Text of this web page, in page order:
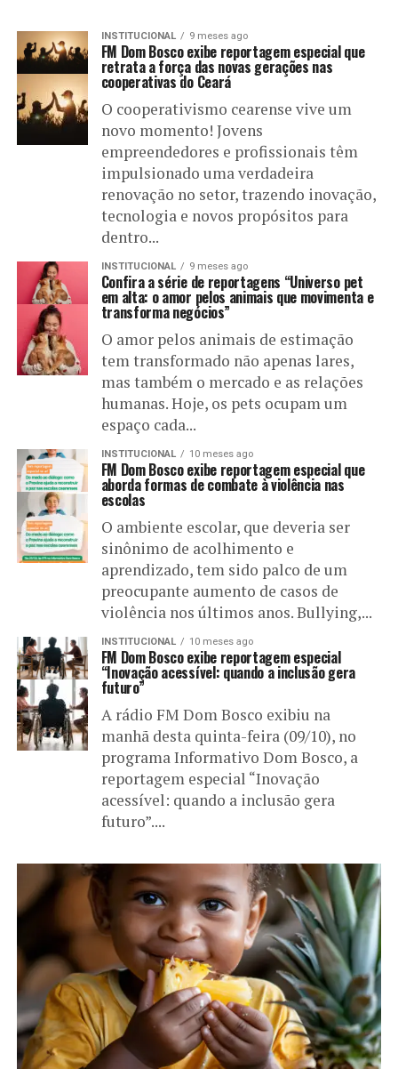
INSTITUCIONAL 9 meses ago
FM Dom Bosco exibe reportagem especial que
retrata a força das novas gerações nas
cooperativas do Ceará
O cooperativismo cearense vive um
novo momento! Jovens
empreendedores e profissionais têm
impulsionado uma verdadeira
renovação no setor, trazendo inovação,
tecnologia e novos propósitos para
dentro...
INSTITUCIONAL 9 meses ago
Confira a série de reportagens “Universo pet
em alta: o amor pelos animais que movimenta e
transforma negócios”
O amor pelos animais de estimação
tem transformado não apenas lares,
mas também o mercado e as relações
humanas. Hoje, os pets ocupam um
espaço cada...
INSTITUCIONAL 10 meses ago
FM Dom Bosco exibe reportagem especial que
aborda formas de combate à violência nas
escolas
O ambiente escolar, que deveria ser
sinônimo de acolhimento e
aprendizado, tem sido palco de um
preocupante aumento de casos de
violência nos últimos anos. Bullying,...
INSTITUCIONAL 10 meses ago
FM Dom Bosco exibe reportagem especial
“Inovação acessível: quando a inclusão gera
futuro”
A rádio FM Dom Bosco exibiu na
manhã desta quinta-feira (09/10), no
programa Informativo Dom Bosco, a
reportagem especial “Inovação
acessível: quando a inclusão gera
futuro”....